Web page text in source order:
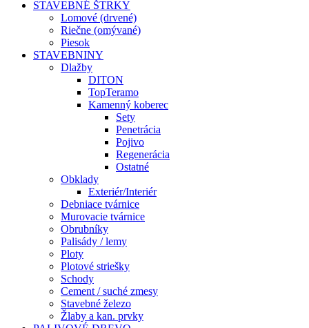
STAVEBNÉ ŠTRKY
Lomové (drvené)
Riečne (omývané)
Piesok
STAVEBNINY
Dlažby
DITON
TopTeramo
Kamenný koberec
Sety
Penetrácia
Pojivo
Regenerácia
Ostatné
Obklady
Exteriér/Interiér
Debniace tvárnice
Murovacie tvárnice
Obrubníky
Palisády / lemy
Ploty
Plotové striešky
Schody
Cement / suché zmesy
Stavebné železo
Žlaby a kan. prvky